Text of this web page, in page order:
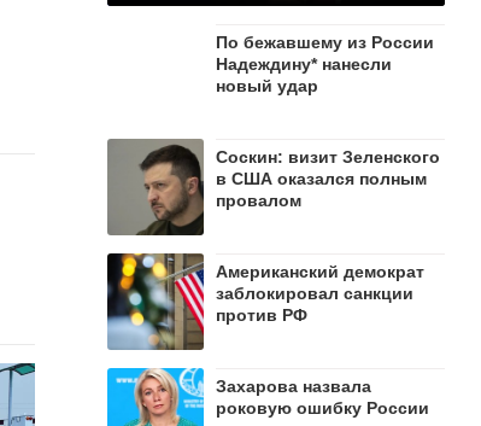
По бежавшему из России
Надеждину* нанесли
новый удар
Соскин: визит Зеленского
в США оказался полным
провалом
Американский демократ
заблокировал санкции
против РФ
Захарова назвала
роковую ошибку России